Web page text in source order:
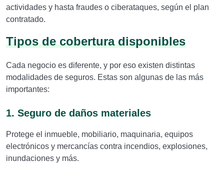
actividades y hasta fraudes o ciberataques, según el plan
contratado.
Tipos de cobertura disponibles
Cada negocio es diferente, y por eso existen distintas
modalidades de seguros. Estas son algunas de las más
importantes:
1. Seguro de daños materiales
Protege el inmueble, mobiliario, maquinaria, equipos
electrónicos y mercancías contra incendios, explosiones,
inundaciones y más.